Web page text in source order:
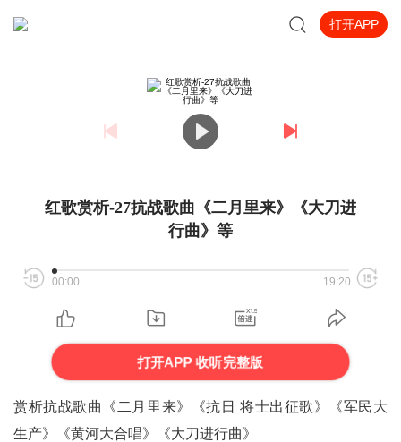
打开APP
红歌赏析-27抗战歌曲《二月里来》《大刀进
行曲》等
00:00 19:20
打开APP 收听完整版
赏析抗战歌曲《二月里来》《抗日 将士出征歌》《军民大
生产》《黄河大合唱》《大刀进行曲》